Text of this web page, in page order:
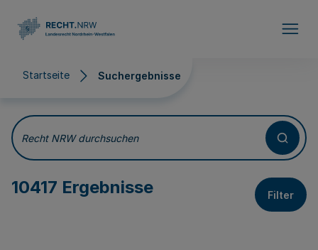
Startseite Suchergebnisse
Suchergebnisse
Recht NRW durchsuchen
10417 Ergebnisse Filter